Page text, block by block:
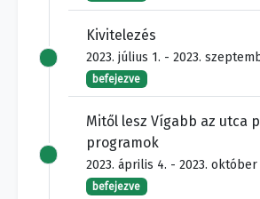
Kivitelezés
2023. július 1. - 2023.
befejezve
Mitől lesz Vígabb az utca
programok
2023. április 4. - 2023. október
befejezve